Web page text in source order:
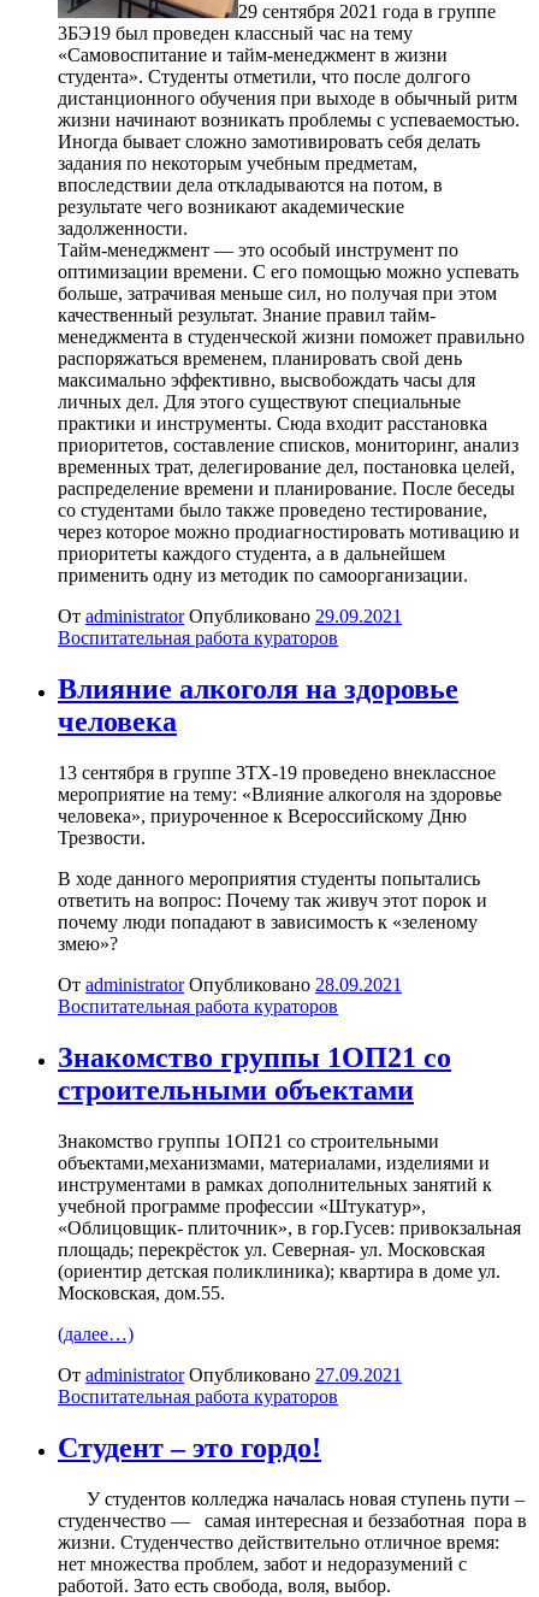
29 сентября 2021 года в группе
3БЭ19 был проведен классный час на тему
«Самовоспитание и тайм-менеджмент в жизни
студента». Студенты отметили, что после долгого
дистанционного обучения при выходе в обычный ритм
жизни начинают возникать проблемы с успеваемостью.
Иногда бывает сложно замотивировать себя делать
задания по некоторым учебным предметам,
впоследствии дела откладываются на потом, в
результате чего возникают академические
задолженности.
Тайм-менеджмент — это особый инструмент по
оптимизации времени. С его помощью можно успевать
больше, затрачивая меньше сил, но получая при этом
качественный результат. Знание правил тайм-
менеджмента в студенческой жизни поможет правильно
распоряжаться временем, планировать свой день
максимально эффективно, высвобождать часы для
личных дел. Для этого существуют специальные
практики и инструменты. Сюда входит расстановка
приоритетов, составление списков, мониторинг, анализ
временных трат, делегирование дел, постановка целей,
распределение времени и планирование. После беседы
со студентами было также проведено тестирование,
через которое можно продиагностировать мотивацию и
приоритеты каждого студента, а в дальнейшем
применить одну из методик по самоорганизации.
От administrator Опубликовано 29.09.2021
Воспитательная работа кураторов
Влияние алкоголя на здоровье
человека
13 сентября в группе 3ТХ-19 проведено внеклассное
мероприятие на тему: «Влияние алкоголя на здоровье
человека», приуроченное к Всероссийскому Дню
Трезвости.
В ходе данного мероприятия студенты попытались
ответить на вопрос: Почему так живуч этот порок и
почему люди попадают в зависимость к «зеленому
змею»?
От administrator Опубликовано 28.09.2021
Воспитательная работа кураторов
Знакомство группы 1ОП21 со
строительными объектами
Знакомство группы 1ОП21 со строительными
объектами,механизмами, материалами, изделиями и
инструментами в рамках дополнительных занятий к
учебной программе профессии «Штукатур»,
«Облицовщик- плиточник», в гор.Гусев: привокзальная
площадь; перекрёсток ул. Северная- ул. Московская
(ориентир детская поликлиника); квартира в доме ул.
Московская, дом.55.
(далее…)
От administrator Опубликовано 27.09.2021
Воспитательная работа кураторов
Студент – это гордо!
У студентов колледжа началась новая ступень пути –
студенчество — самая интересная и беззаботная пора в
жизни. Студенчество действительно отличное время:
нет множества проблем, забот и недоразумений с
работой. Зато есть свобода, воля, выбор.